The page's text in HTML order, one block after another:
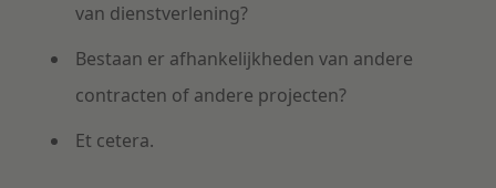
van dienstverlening?
Bestaan er afhankelijkheden van andere
contracten of andere projecten?
Et cetera.